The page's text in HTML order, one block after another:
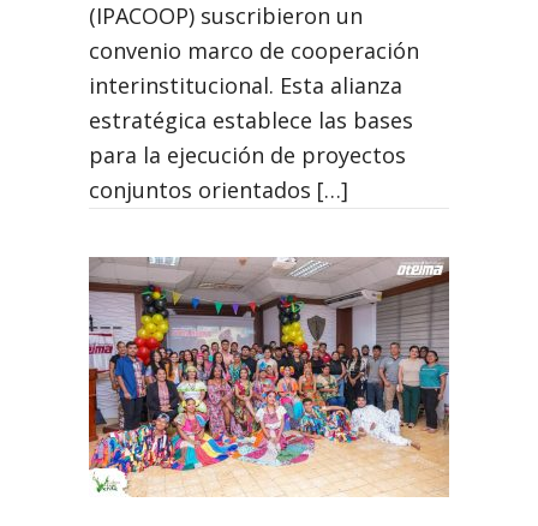
(IPACOOP) suscribieron un
convenio marco de cooperación
interinstitucional. Esta alianza
estratégica establece las bases
para la ejecución de proyectos
conjuntos orientados […]